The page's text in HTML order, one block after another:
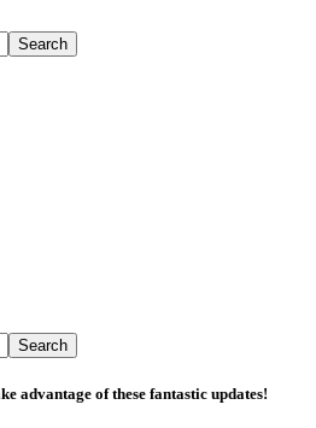
advantage of these fantastic updates!